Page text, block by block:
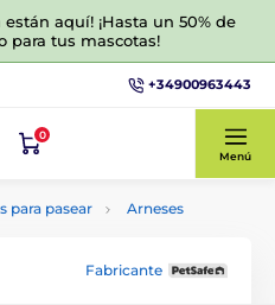
aquí! ¡Hasta un 50% de
para tus mascotas!
+34900963443
0
Menú
para pasear Arneses
Fabricante